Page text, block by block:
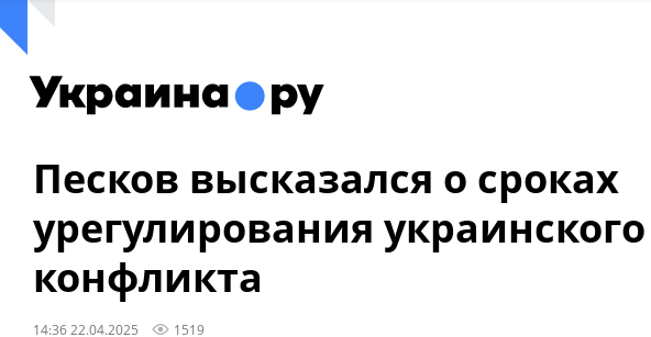
Песков высказался о сроках
урегулирования украинского
конфликта
14:36 22.04.2025 1519